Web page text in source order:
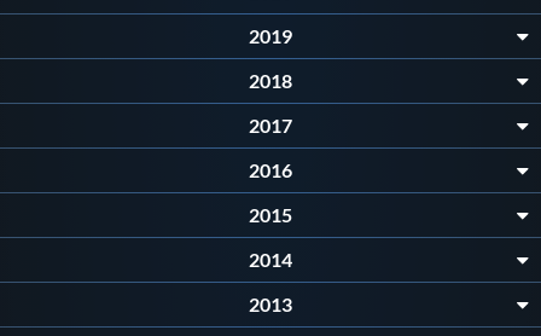
Intranet
2019
2018
2017
2016
2015
2014
2013